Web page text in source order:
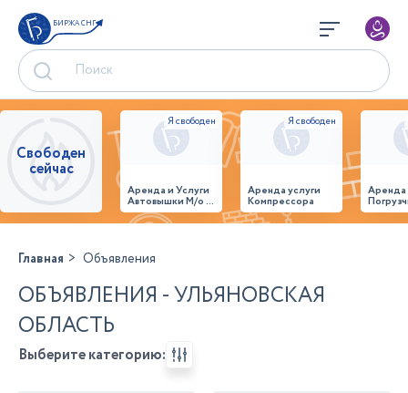
БИРЖА СНГ
Свободен
сейчас
Аренда и Услуги
Автовышки М/о г.
Домодедово
26,28,32 место
Аренда услуги
Компрессора
Главная Объявления
ОБЪЯВЛЕНИЯ - УЛЬЯНОВСКАЯ
ОБЛАСТЬ
Выберите категорию: